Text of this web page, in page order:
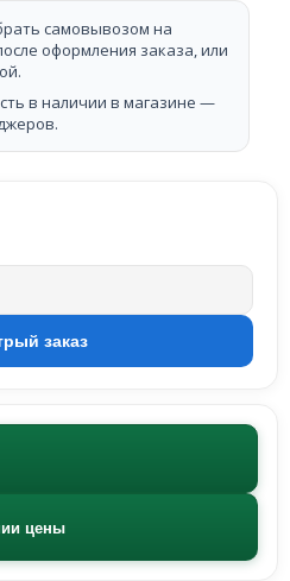
цены
самовывозом на
оформления заказа, или
в наличии в магазине —